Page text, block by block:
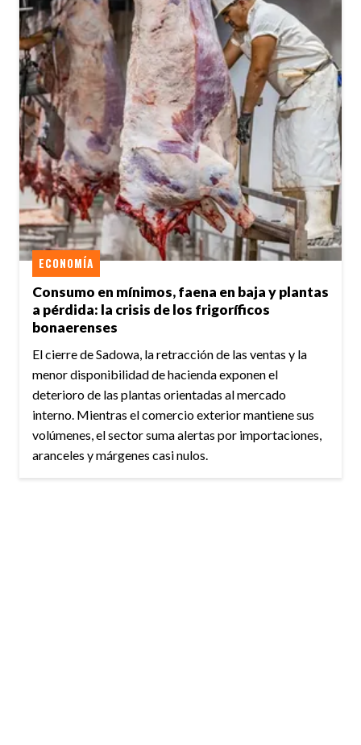
Consumo en mínimos, faena en baja y plantas
a pérdida: la crisis de los frigoríficos
bonaerenses
ECONOMÍA
El cierre de Sadowa, la retracción de las ventas y la
menor disponibilidad de hacienda exponen el
deterioro de las plantas orientadas al mercado
interno. Mientras el comercio exterior mantiene sus
volúmenes, el sector suma alertas por importaciones,
aranceles y márgenes casi nulos.